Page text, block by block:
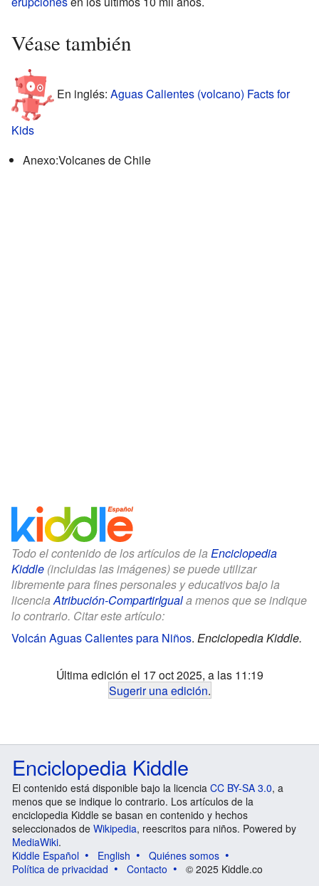
Véase también
En inglés: Aguas Calientes (volcano) Facts for
Kids
Anexo:Volcanes de Chile
Todo el contenido de los artículos de la Enciclopedia
Kiddle (incluidas las imágenes) se puede utilizar
libremente para fines personales y educativos bajo la
licenciaAtribución-CompartirIguala menos que se indique
lo contrario. Citar este artículo:
Volcán Aguas Calientes para Niños. Enciclopedia Kiddle.
Última edición el 17 oct 2025, a las 11:19
Sugerir una edición.
Enciclopedia Kiddle
El contenido está disponible bajo la licencia CC BY-SA 3.0, a
menos que se indique lo contrario. Los artículos de la
enciclopedia Kiddle se basan en contenido y hechos
seleccionados de Wikipedia, reescritos para niños. Powered by
MediaWiki.
Kiddle Español
English
Quiénes somos
Política de privacidad
Contacto © 2025 Kiddle.co